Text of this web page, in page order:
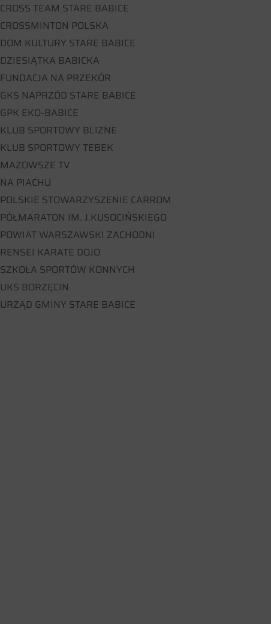
CROSS TEAM STARE BABICE
CROSSMINTON POLSKA
DOM KULTURY STARE BABICE
DZIESIĄTKA BABICKA
FUNDACJA NA PRZEKÓR
GKS NAPRZÓD STARE BABICE
GPK EKO-BABICE
KLUB SPORTOWY BLIZNE
KLUB SPORTOWY TEBEK
MAZOWSZE TV
NA PIACHU
POLSKIE STOWARZYSZENIE CARROM
PÓŁMARATON IM. J.KUSOCIŃSKIEGO
POWIAT WARSZAWSKI ZACHODNI
RENSEI KARATE DOJO
SZKOŁA SPORTÓW KONNYCH
UKS BORZĘCIN
URZĄD GMINY STARE BABICE